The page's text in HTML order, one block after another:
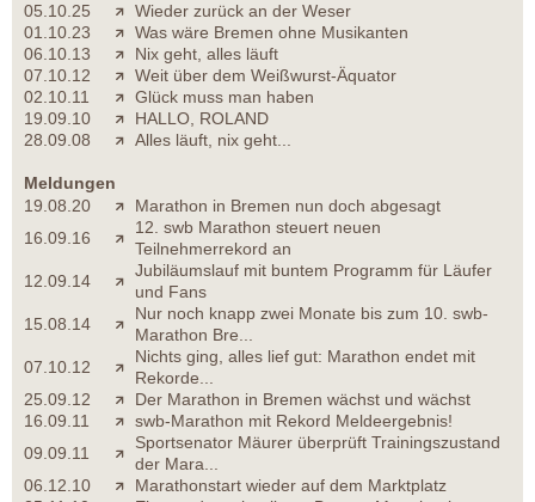
05.10.25
Wieder zurück an der Weser
01.10.23
Was wäre Bremen ohne Musikanten
06.10.13
Nix geht, alles läuft
07.10.12
Weit über dem Weißwurst-Äquator
02.10.11
Glück muss man haben
19.09.10
HALLO, ROLAND
28.09.08
Alles läuft, nix geht...
Meldungen
19.08.20
Marathon in Bremen nun doch abgesagt
16.09.16
12. swb Marathon steuert neuen
Teilnehmerrekord an
12.09.14
Jubiläumslauf mit buntem Programm für Läufer
und Fans
15.08.14
Nur noch knapp zwei Monate bis zum 10. swb-
Marathon Bre...
07.10.12
Nichts ging, alles lief gut: Marathon endet mit
Rekorde...
25.09.12
Der Marathon in Bremen wächst und wächst
16.09.11
swb-Marathon mit Rekord Meldeergebnis!
09.09.11
Sportsenator Mäurer überprüft Trainingszustand
der Mara...
06.12.10
Marathonstart wieder auf dem Marktplatz